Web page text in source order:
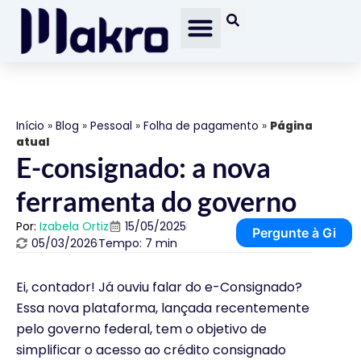
Início » Blog » Pessoal » Folha de pagamento » Página
atual
E-consignado: a nova
ferramenta do governo
Por: Izabela Ortiz
15/05/2025
05/03/2026Tempo: 7 min
Pergunte à Gi
Ei, contador! Já ouviu falar do e-Consignado?
Essa nova plataforma, lançada recentemente
pelo governo federal, tem o objetivo de
simplificar o acesso ao crédito consignado